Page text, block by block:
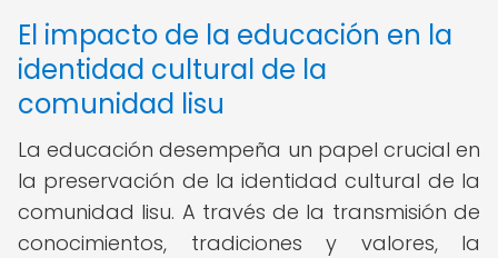
El impacto de la educación en la
identidad cultural de la
comunidad lisu
La educación desempeña un papel crucial en
la preservación de la identidad cultural de la
comunidad lisu. A través de la transmisión de
conocimientos, tradiciones y valores, la